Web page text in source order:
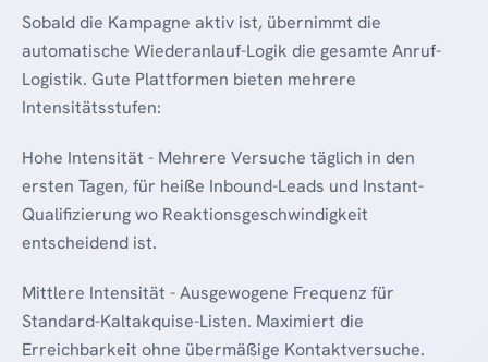
Sobald die Kampagne aktiv ist, übernimmt die
automatische Wiederanlauf-Logik die gesamte Anruf-
Logistik. Gute Plattformen bieten mehrere
Intensitätsstufen:
Hohe Intensität - Mehrere Versuche täglich in den
ersten Tagen, für heiße Inbound-Leads und Instant-
Qualifizierung wo Reaktionsgeschwindigkeit
entscheidend ist.
Mittlere Intensität - Ausgewogene Frequenz für
Standard-Kaltakquise-Listen. Maximiert die
Erreichbarkeit ohne übermäßige Kontaktversuche.